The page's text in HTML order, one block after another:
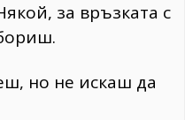
за връзката с
но не искаш да